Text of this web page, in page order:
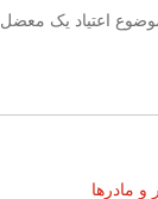
و مادرها